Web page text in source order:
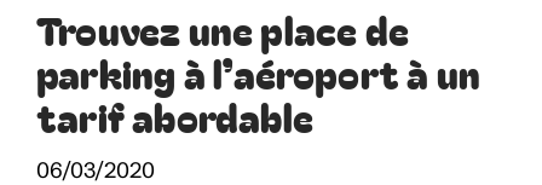
Trouvez une place de
parking à l’aéroport à un
tarif abordable
06/03/2020